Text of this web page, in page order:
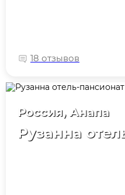
18 отзывов
Россия, Анапа
Рузанна